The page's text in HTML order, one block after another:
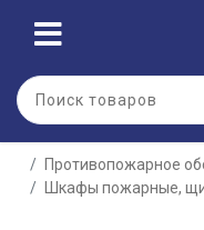
Противопожарное
Шкафы пожарные,